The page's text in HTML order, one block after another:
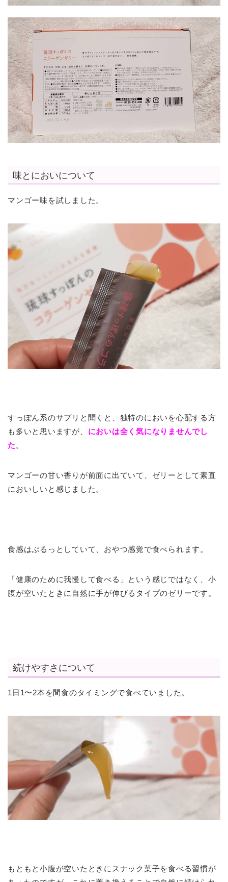
味とにおいについて
マンゴー味を試しました。
すっぽん系のサプリと聞くと、独特のにおいを心配する方
も多いと思いますが、 においは全く気になりませんでし
た 。
マンゴーの甘い香りが前面に出ていて、ゼリーとして素直
においしいと感じました。
食感はぷるっとしていて、おやつ感覚で食べられます。
「健康のために我慢して食べる」という感じではなく、小
腹が空いたときに自然に手が伸びるタイプのゼリーです。
続けやすさについて
1日1〜2本を間食のタイミングで食べていました。
もともと小腹が空いたときにスナック菓子を食べる習慣が